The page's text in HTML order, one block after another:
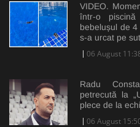
VIDEO.
într-o
bebelușul de
s-a urcat pe
06 August
Radu
petrecută la
plece de la
06 August